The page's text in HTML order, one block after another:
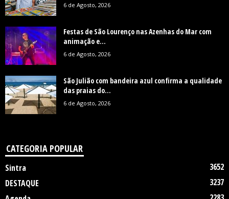
6 de Agosto, 2026
Festas de São Lourenço nas Azenhas do Mar com
animação e...
6 de Agosto, 2026
São Julião com bandeira azul confirma a qualidade
das praias do...
6 de Agosto, 2026
CATEGORIA POPULAR
Sintra
3652
DESTAQUE
3237